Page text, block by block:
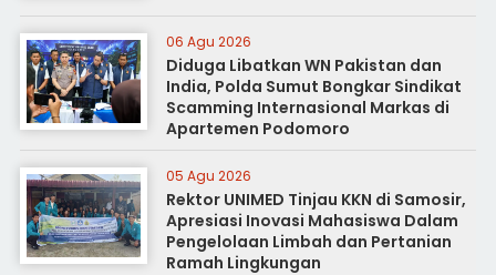
06 Agu 2026
Diduga Libatkan WN Pakistan dan
India, Polda Sumut Bongkar Sindikat
Scamming Internasional Markas di
Apartemen Podomoro
05 Agu 2026
Rektor UNIMED Tinjau KKN di Samosir,
Apresiasi Inovasi Mahasiswa Dalam
Pengelolaan Limbah dan Pertanian
Ramah Lingkungan